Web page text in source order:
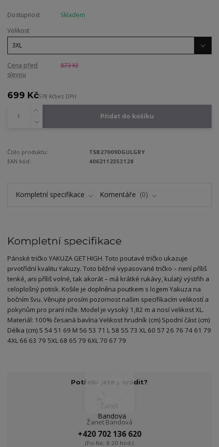
Dostupnost
Skladem
Velikost
Cena před
slevou
873 Kč
699 Kč578 Kčbez DPH
Přidat do košíku
Číslo produktu:
TSB27009DGULGRY
EAN kód:
4062112353128
Kompletní specifikace Komentáře 0
Kompletní specifikace
Pánské tričko YAKUZA GET HIGH. Toto poutavé tričko ukazuje
prvotřídní kvalitu Yakuzy. Toto běžné vypasované tričko – není příliš
tenké, ani příliš volné, tak akorát – má krátké rukávy, kulatý výstřih a
celoplošný potisk. Košile je doplněna poutkem s logem Yakuza na
bočním švu. Věnujte prosím pozornost našim specifikacím velikostí a
pokynům pro praní níže. Model je vysoký 1,82 m a nosí velikost XL.
Materiál: 100% česaná bavlna Velikost hrudník (cm) Spodní část (cm)
Délka (cm) S 54 51 69 M 56 53 71 L 58 55 73 XL 60 57 26 76 74 61 79
4XL 66 63 79 5XL 68 65 79 6XL 70 67 79
Potřebujete poradit?
Žanet Bandová
+420 702 136 620
(Po-Ne, 8-20 hod.)